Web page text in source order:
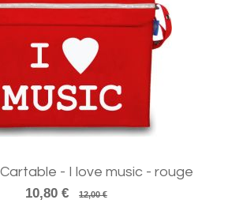
- I love music - rouge
10,80 €
12,00 €